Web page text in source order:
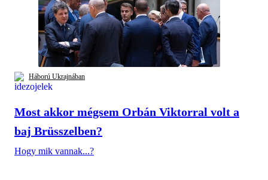
Háború Ukrajnában
Most akkor mégsem Orbán Viktorral volt a
baj Brüsszelben?
Hogy mik vannak...?